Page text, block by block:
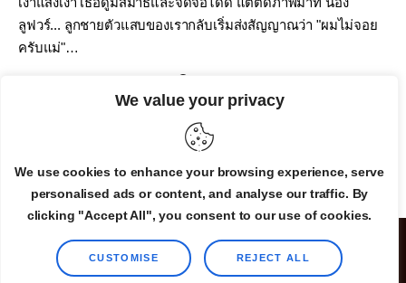
We value your privacy
We use cookies to enhance your browsing experience, serve
personalised ads or content, and analyse our traffic. By
clicking "Accept All", you consent to our use of cookies.
CUSTOMISE REJECT ALL
ลูฟวร์... ลูกชายตัวแสบของเรากลับเริ่มส่งสัญญาณว่า "ผมไม่จอย
ครับแม่"…